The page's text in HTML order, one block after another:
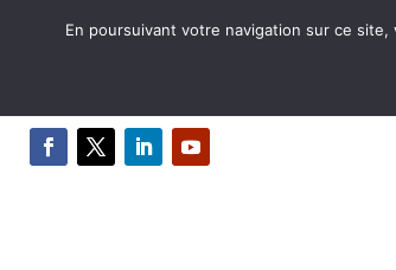
Assemblée
En poursuivant votre navigation sur ce